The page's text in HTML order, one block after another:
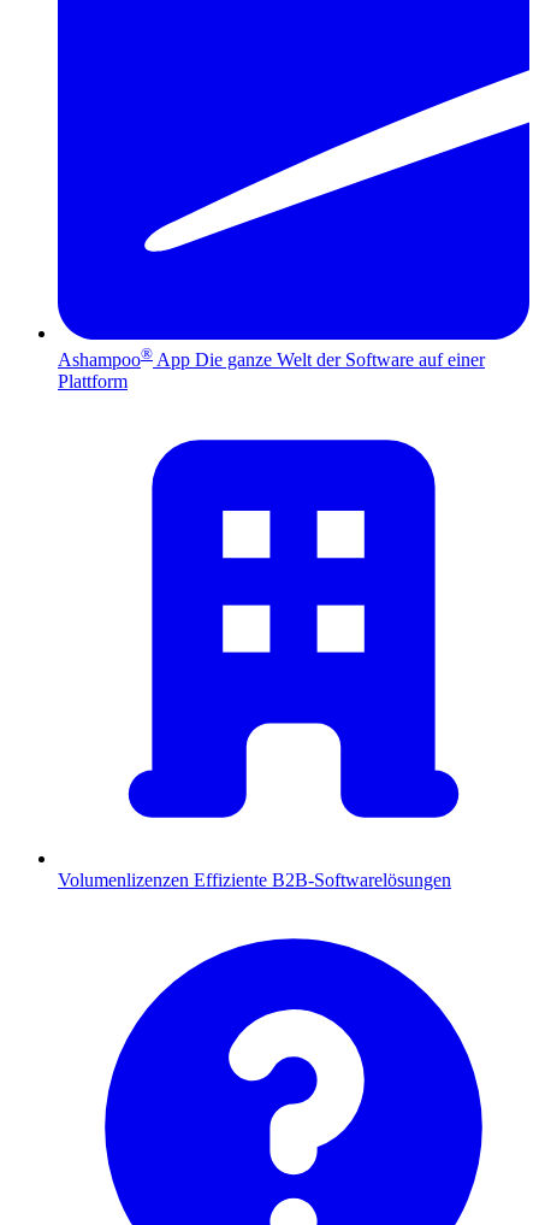
Ashampoo® App Die ganze Welt der Software auf einer
Plattform
Volumenlizenzen Effiziente B2B-Softwarelösungen